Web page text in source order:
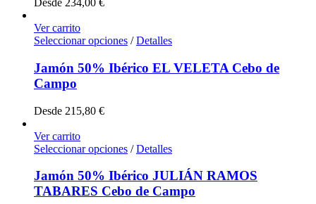
Desde 234,00 €
Ver carrito
Seleccionar opciones / Detalles
Jamón 50% Ibérico EL VELETA Cebo de
Campo
Desde 215,80 €
Ver carrito
Seleccionar opciones / Detalles
Jamón 50% Ibérico JULIÁN RAMOS
TABARES Cebo de Campo